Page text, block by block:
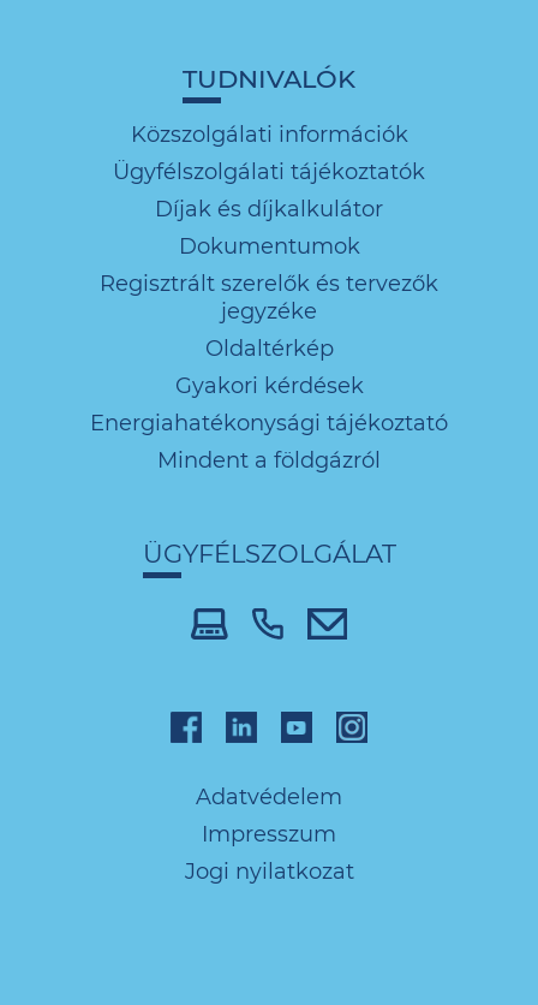
TUDNIVALÓK
Közszolgálati információk
Ügyfélszolgálati tájékoztatók
Díjak és díjkalkulátor
Dokumentumok
Regisztrált szerelők és tervezők
jegyzéke
Oldaltérkép
Gyakori kérdések
Energiahatékonysági tájékoztató
Mindent a földgázról
ÜGYFÉLSZOLGÁLAT
Adatvédelem
Impresszum
Jogi nyilatkozat